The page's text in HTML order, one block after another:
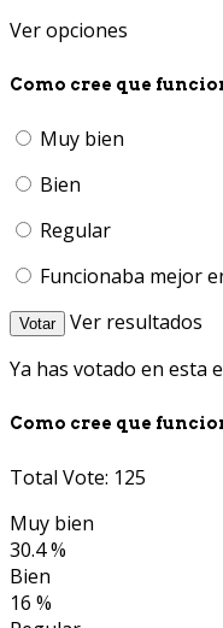
Ver opciones
Como cree que
Muy bien
Bien
Regular
Funcionaba mejor
Votar
Ver resultados
Ya has votado en esta
Como cree que
Total Vote: 125
Muy bien
30.4 %
Bien
16 %